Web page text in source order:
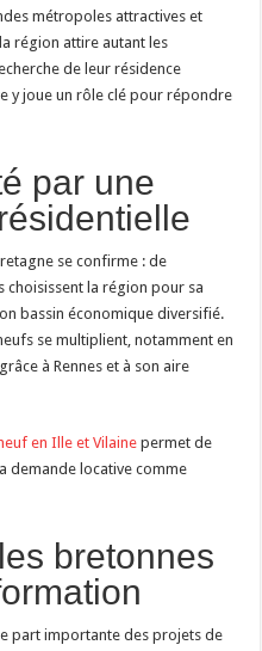
métropoles attractives et
région attire autant les
de leur résidence
y joue un rôle clé pour répondre
par une
se confirme : de
la région pour sa
bassin économique diversifié.
se multiplient, notamment en
à Rennes et à son aire
en Ille et Vilainepermet de
demande locative comme
bretonnes
part importante des projets de